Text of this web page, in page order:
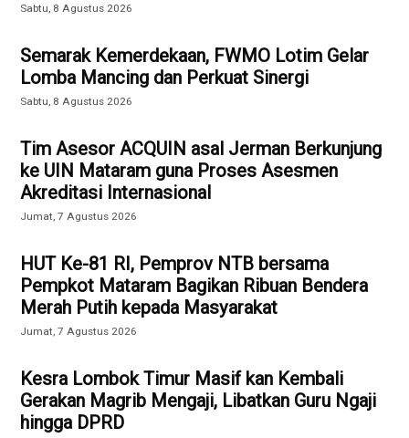
Sabtu, 8 Agustus 2026
Semarak Kemerdekaan, FWMO Lotim Gelar
Lomba Mancing dan Perkuat Sinergi
Sabtu, 8 Agustus 2026
Tim Asesor ACQUIN asal Jerman Berkunjung
ke UIN Mataram guna Proses Asesmen
Akreditasi Internasional
Jumat, 7 Agustus 2026
HUT Ke-81 RI, Pemprov NTB bersama
Pempkot Mataram Bagikan Ribuan Bendera
Merah Putih kepada Masyarakat
Jumat, 7 Agustus 2026
Kesra Lombok Timur Masif kan Kembali
Gerakan Magrib Mengaji, Libatkan Guru Ngaji
hingga DPRD